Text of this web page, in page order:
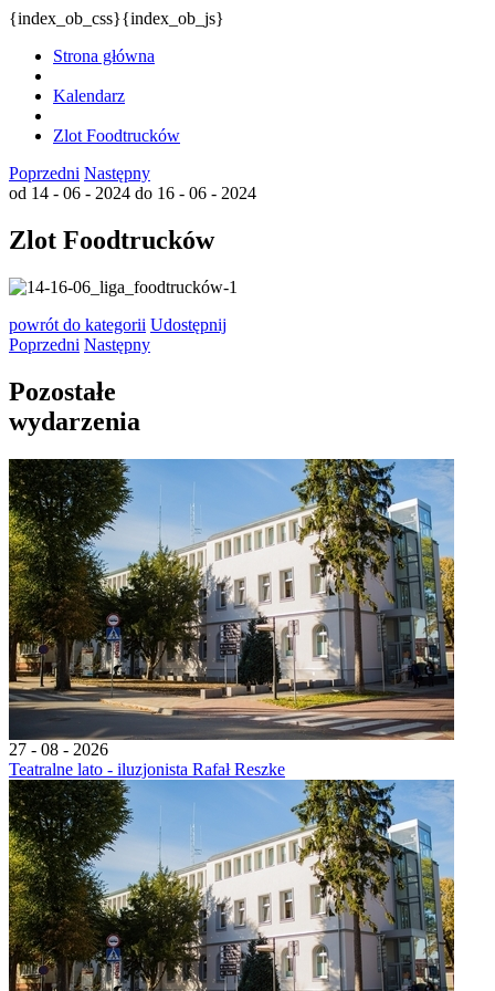
{index_ob_css}{index_ob_js}
Strona główna
Kalendarz
Zlot Foodtrucków
Poprzedni Następny
od 14 - 06 - 2024 do 16 - 06 - 2024
Zlot Foodtrucków
powrót do kategorii Udostępnij
Poprzedni Następny
Pozostałe
wydarzenia
27 - 08 - 2026
Teatralne lato - iluzjonista Rafał Reszke